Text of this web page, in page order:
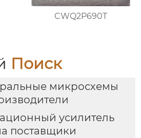
CWQ2P690T
Поиск
микросхемы
усилитель
поставщики